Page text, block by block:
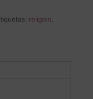
religion,